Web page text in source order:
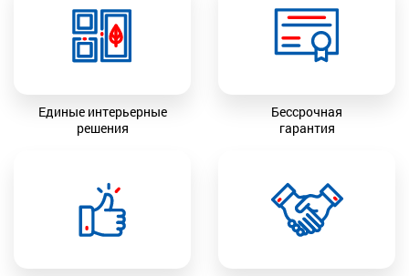
Единые интерьерные
решения
Бессрочная
гарантия